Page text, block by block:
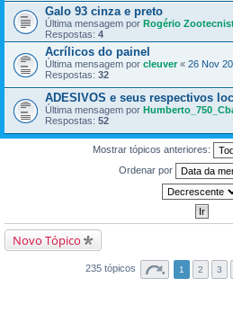
Galo 93 cinza e preto
Última mensagem por Rogério
Respostas: 4
Acrílicos do painel
Última mensagem por cleuver« 26 Nov
Respostas: 32
ADESIVOS e seus respectivos
Última mensagem por
Respostas: 52
Mostrar tópicos anteriores:
Ordenar por
Novo Tópico
235 tópicos 1 2 3